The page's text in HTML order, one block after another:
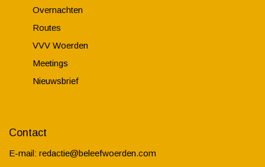
Overnachten
Routes
VVV Woerden
Meetings
Nieuwsbrief
Contact
E-mail: redactie@beleefwoerden.com